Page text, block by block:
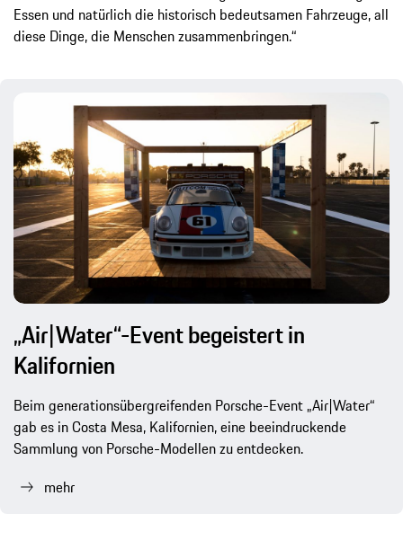
Essen und natürlich die historisch bedeutsamen Fahrzeuge, all
diese Dinge, die Menschen zusammenbringen.“
„Air|Water“-Event begeistert in
Kalifornien
Beim generationsübergreifenden Porsche-Event „Air|Water“
gab es in Costa Mesa, Kalifornien, eine beeindruckende
Sammlung von Porsche-Modellen zu entdecken.
mehr